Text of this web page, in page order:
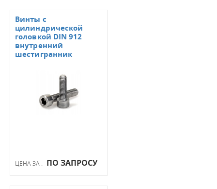
ЦЕНА ЗА : ПО ЗАПРОСУ
Винты с
цилиндрической
головкой DIN 912
внутренний
шестигранник